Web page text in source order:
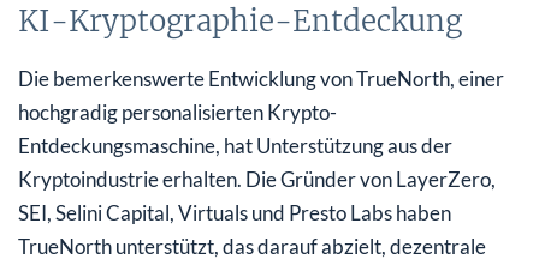
KI-Kryptographie-Entdeckung
Die bemerkenswerte Entwicklung von TrueNorth, einer
hochgradig personalisierten Krypto-
Entdeckungsmaschine, hat Unterstützung aus der
Kryptoindustrie erhalten. Die Gründer von LayerZero,
SEI, Selini Capital, Virtuals und Presto Labs haben
TrueNorth unterstützt, das darauf abzielt, dezentrale